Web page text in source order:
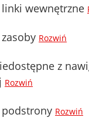
wewnętrzne
Rozwiń
z
Rozwiń
podstrony Rozwiń